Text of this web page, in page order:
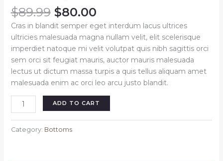
$89.99 Original
price
was:
$89.99.
$80.00Current
price
is:
$80.00.
Cras in blandit semper eget interdum lacus ultrices
ultricies malesuada magna nullam velit, elit scelerisque
imperdiet natoque mi velit volutpat quis nibh sagittis orci
sem orci sit feugiat mauris, auctor mauris malesuada
lectus ut dictum massa turpis a quis tellus aliquam amet
malesuada enim ac orci leo arcu justo blandit.
Classic
pant
white
quantity
ADD TO CART
Category: Bottoms